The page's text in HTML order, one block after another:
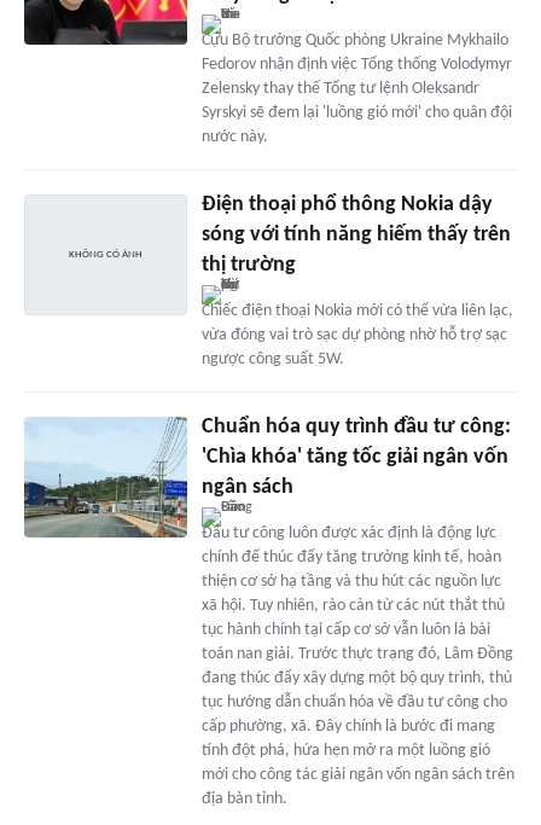
Cựu Bộ trưởng Quốc phòng Ukraine Mykhailo
Fedorov nhận định việc Tổng thống Volodymyr
Zelensky thay thế Tổng tư lệnh Oleksandr
Syrskyi sẽ đem lại 'luồng gió mới' cho quân đội
nước này.
Điện thoại phổ thông Nokia dậy
sóng với tính năng hiếm thấy trên
thị trường
Chiếc điện thoại Nokia mới có thể vừa liên lạc,
vừa đóng vai trò sạc dự phòng nhờ hỗ trợ sạc
ngược công suất 5W.
Chuẩn hóa quy trình đầu tư công:
'Chìa khóa' tăng tốc giải ngân vốn
ngân sách
Đầu tư công luôn được xác định là động lực
chính để thúc đẩy tăng trưởng kinh tế, hoàn
thiện cơ sở hạ tầng và thu hút các nguồn lực
xã hội. Tuy nhiên, rào cản từ các nút thắt thủ
tục hành chính tại cấp cơ sở vẫn luôn là bài
toán nan giải. Trước thực trạng đó, Lâm Đồng
đang thúc đẩy xây dựng một bộ quy trình, thủ
tục hướng dẫn chuẩn hóa về đầu tư công cho
cấp phường, xã. Đây chính là bước đi mang
tính đột phá, hứa hẹn mở ra một luồng gió
mới cho công tác giải ngân vốn ngân sách trên
địa bàn tỉnh.